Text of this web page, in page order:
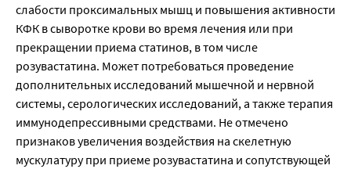
слабости проксимальных мышц и повышения активности
КФК в сыворотке крови во время лечения или при
прекращении приема статинов, в том числе
розувастатина. Может потребоваться проведение
дополнительных исследований мышечной и нервной
системы, серологических исследований, а также терапия
иммунодепрессивными средствами. Не отмечено
признаков увеличения воздействия на скелетную
мускулатуру при приеме розувастатина и сопутствующей